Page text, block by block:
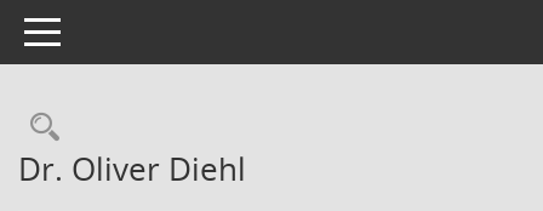
Toggle navigation
Rechercheauswahl
Dr. Oliver Diehl